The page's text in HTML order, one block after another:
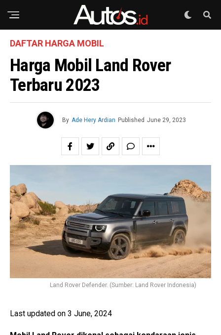
DAFTAR HARGA MOBIL
Harga Mobil Land Rover
Terbaru 2023
By Ade Hery Ardian Published June 29, 2023
Land Rover Defender. (Sumber: Land Rover Indonesia)
Last updated on 3 June, 2024